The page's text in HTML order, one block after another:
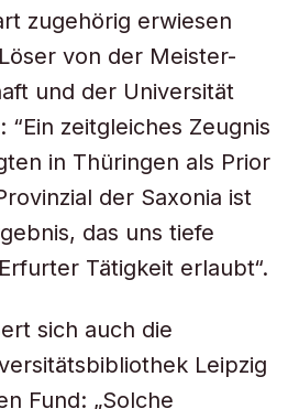
zugehörig erwiesen
von der Meister-
und der Universität
zeitgleiches Zeugnis
in Thüringen als Prior
der Saxonia ist
das uns tiefe
Tätigkeit erlaubt“.
sich auch die
Leipzig
Fund: „Solche